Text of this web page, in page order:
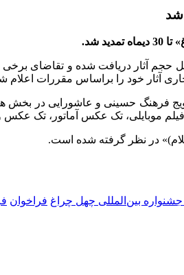
شد
شد.
دریافت شده و تقاضای برخی از
آثار خود را براساس مقررات اعلام
حسینی و عاشورایی در بخش های
فیلم موبایلی، تک عکس آماتور،
در نظر گرفته شده است.
بین‌المللی چهل چراغ فراخوان